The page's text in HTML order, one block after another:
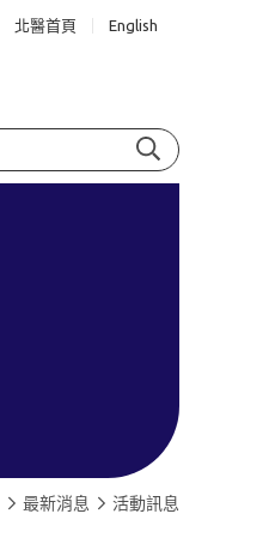
北醫首頁 English
最新消息 活動訊息